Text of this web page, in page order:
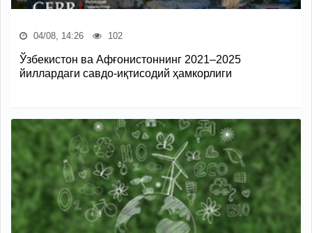
04/08, 14:26 102
Ўзбекистон ва Афғонистоннинг 2021–2025
йиллардаги савдо-иқтисодий ҳамкорлиги